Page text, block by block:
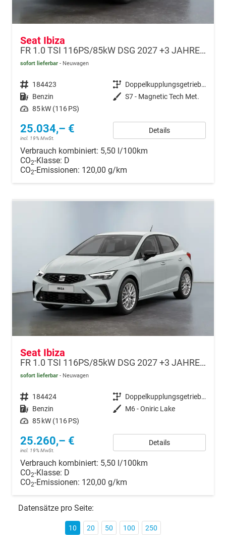
Seat Ibiza
FR 1.0 TSI 116PS/85kW DSG 2027 +3 JAHRE ERW. GARANTIE+18" ALU PERFORMANCE+KESSY+FULL LED+SAFE&DRIVING XL+ANHÄNGER VORBEREITUNG+10,25" DIGITAL COCKPIT
sofort lieferbar Neuwagen
Fahrzeugnr. 184423 Getriebe
Doppelkupplungsgetriebe (DSG)
Kraftstoff Benzin Außenfarbe S7 - Magnetic Tech Met.
Leistung 85 kW (116 PS)
25.034,– €
incl. 19% MwSt.
Details
Verbrauch kombiniert: 5,50 l/100km
CO2-Klasse: D
CO2-Emissionen: 120,00 g/km
Seat Ibiza
FR 1.0 TSI 116PS/85kW DSG 2027 +3 JAHRE ERW. GARANTIE+18" ALU PERFORMANCE+KESSY+FULL LED+SAFE&DRIVING XL+ANHÄNGER VORBEREITUNG+10,25" DIGITAL COCKPIT
sofort lieferbar Neuwagen
Fahrzeugnr. 184424 Getriebe
Doppelkupplungsgetriebe (DSG)
Kraftstoff Benzin Außenfarbe M6 - Oniric Lake
Leistung 85 kW (116 PS)
25.260,– €
incl. 19% MwSt.
Details
Verbrauch kombiniert: 5,50 l/100km
CO2-Klasse: D
CO2-Emissionen: 120,00 g/km
Datensätze pro Seite:
10 20 50 100 250